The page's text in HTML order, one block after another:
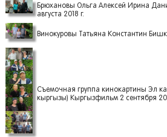
Брюхановы Ольга Алексей Ирина
августа 2018 г.
Винокуровы Татьяна Константин
Съемочная группа кинокартины Эл
кыргызы) Кыргызфильм 2 сентября